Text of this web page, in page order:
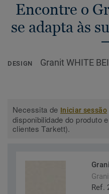
Encontre o
se adapta às
DESIGN Granit WHITE
Necessita de Iniciar sessão
disponibilidade do produto
clientes Tarkett).
Ref.